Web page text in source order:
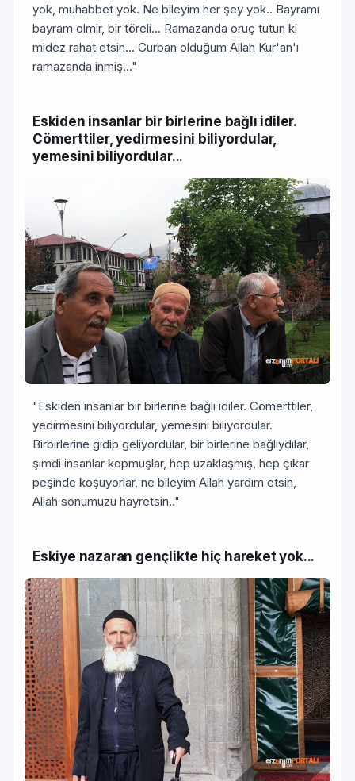
yok, muhabbet yok. Ne bileyim her şey yok.. Bayramı
bayram olmir, bir töreli... Ramazanda oruç tutun ki
midez rahat etsin... Gurban olduğum Allah Kur'an'ı
ramazanda inmiş..."
Eskiden insanlar bir birlerine bağlı idiler.
Cömerttiler, yedirmesini biliyordular,
yemesini biliyordular...
"Eskiden insanlar bir birlerine bağlı idiler. Cömerttiler,
yedirmesini biliyordular, yemesini biliyordular.
Birbirlerine gidip geliyordular, bir birlerine bağlıydılar,
şimdi insanlar kopmuşlar, hep uzaklaşmış, hep çıkar
peşinde koşuyorlar, ne bileyim Allah yardım etsin,
Allah sonumuzu hayretsin.."
Eskiye nazaran gençlikte hiç hareket yok...